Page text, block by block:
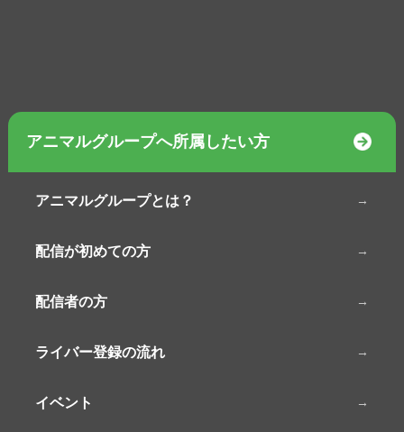
アニマルグループへ所属したい方
アニマルグループとは？
配信が初めての方
配信者の方
ライバー登録の流れ
イベント